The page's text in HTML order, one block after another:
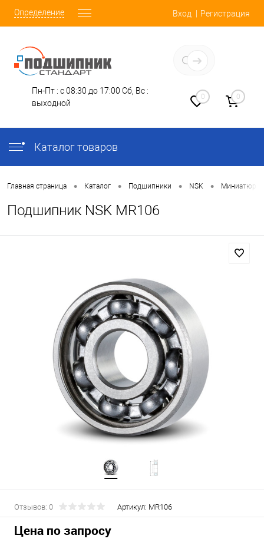
Определение Вход Регистрация
Пн-Пт : с 08:30 до 17:00 Сб, Вс :
выходной
0 0
Каталог товаров
Главная страница • Каталог • Подшипники • NSK •
Подшипник NSK MR106
Отзывов: 0 Артикул: MR106
Цена по запросу